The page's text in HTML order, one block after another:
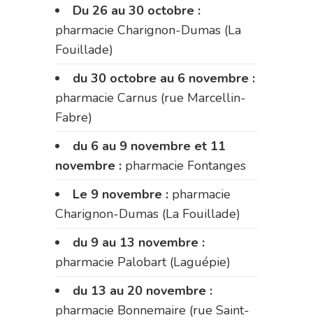
Du 26 au 30 octobre :
pharmacie Charignon-Dumas (La
Fouillade)
du 30 octobre au 6 novembre :
pharmacie Carnus (rue Marcellin-
Fabre)
du 6 au 9 novembre et 11
novembre : pharmacie Fontanges
Le 9 novembre : pharmacie
Charignon-Dumas (La Fouillade)
du 9 au 13 novembre :
pharmacie Palobart (Laguépie)
du 13 au 20 novembre :
pharmacie Bonnemaire (rue Saint-